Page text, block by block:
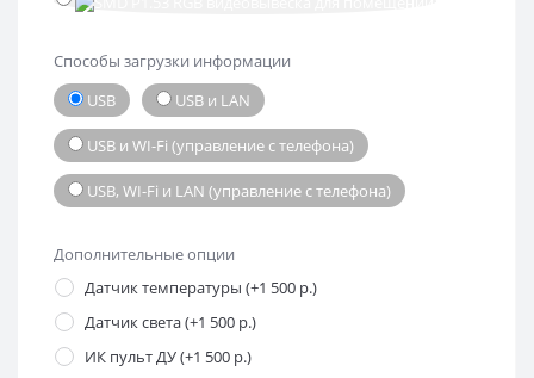
Способы загрузки информации
USB
USB и LAN
USB и WI-Fi (управление с телефона)
USB, WI-Fi и LAN (управление с телефона)
Дополнительные опции
Датчик температуры (+1 500 р.)
Датчик света (+1 500 р.)
ИК пульт ДУ (+1 500 р.)